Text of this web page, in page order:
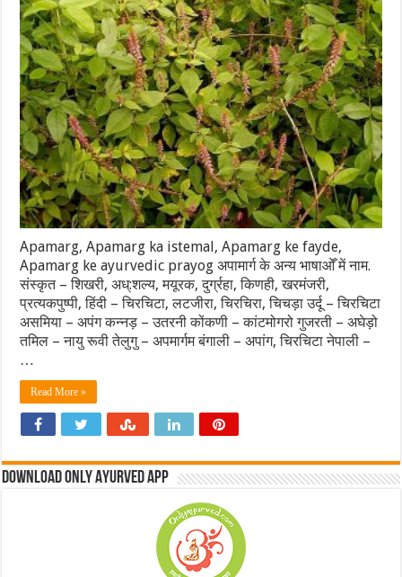
Apamarg, Apamarg ka istemal, Apamarg ke fayde,
Apamarg ke ayurvedic prayog अपामार्ग के अन्य भाषाओँ में नाम.
संस्कृत – शिखरी, अध्:शल्य, मयूरक, दुर्ग्रहा, किणही, खरमंजरी,
प्रत्यकपुष्पी, हिंदी – चिरचिटा, लटजीरा, चिरचिरा, चिचड़ा उर्दू – चिरचिटा
असमिया – अपंग कन्नड़ – उतरनी कोंकणी – कांटमोगरो गुजरती – अघेड़ो
तमिल – नायु रूवी तेलुगु – अपमार्गम बंगाली – अपांग, चिरचिटा नेपाली –
…
Read More »
Download Only Ayurved App